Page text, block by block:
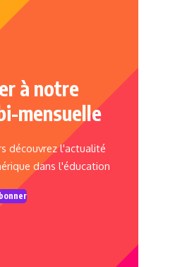
à notre
mensuelle
découvrez l'actualité
dans l'éducation